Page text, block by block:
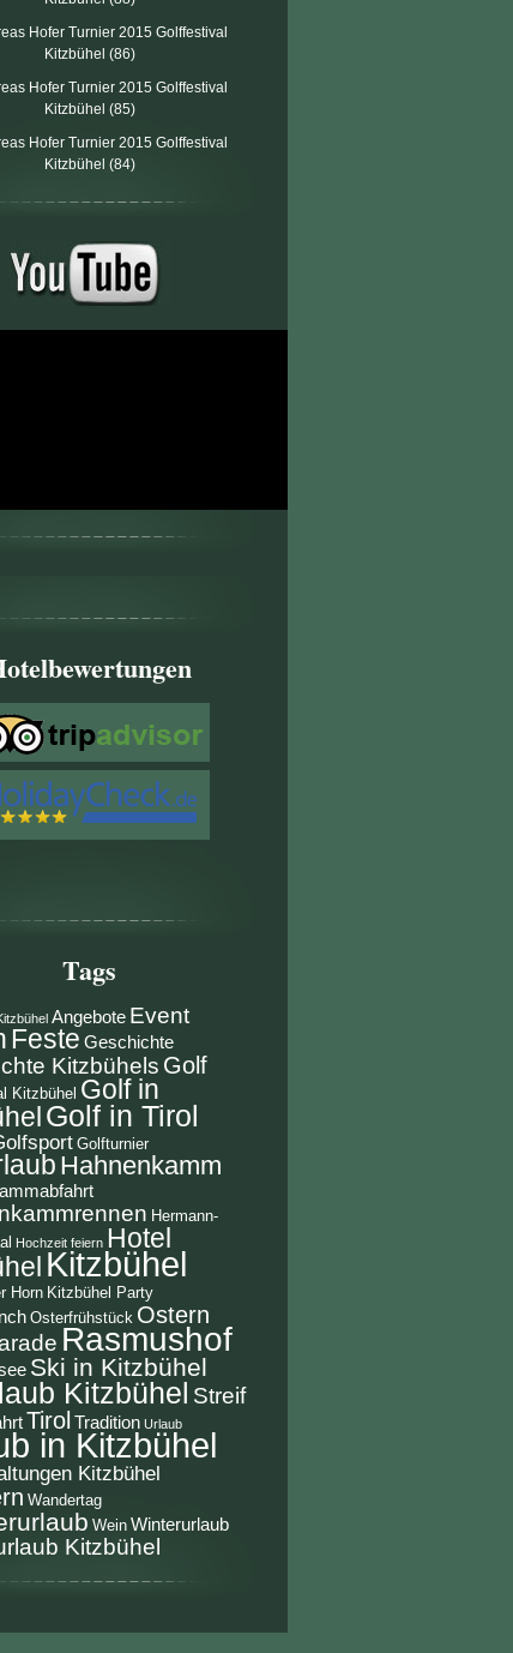
Tags
Angebote Event
Feste Geschichte
Kitzbühels Golf
Kitzbühel Golf in
Golf in Tirol
Golfturnier
Hahnenkamm
Hermann-
Hochzeit feiern Hotel
Kitzbühel
Horn Kitzbühel Party
Osterfrühstück Ostern
Rasmushof
Ski in Kitzbühel
Kitzbühel Streif
Tirol Tradition Urlaub
in Kitzbühel
Kitzbühel
Wandertag
Wein Winterurlaub
Kitzbühel